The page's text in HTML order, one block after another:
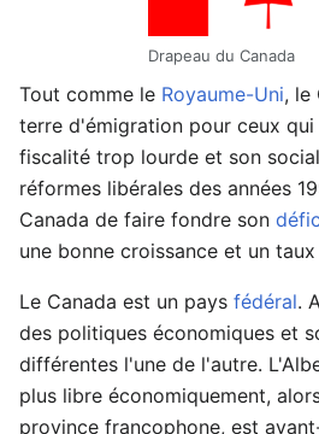
Drapeau du Canada
Tout comme le Royaume-Uni, le
terre d'émigration pour ceux qui
fiscalité trop lourde et son
réformes libérales des années
Canada de faire fondre son
une bonne croissance et un
Le Canada est un pays fédéral.
des politiques économiques et
différentes l'une de l'autre.
plus libre économiquement,
province francophone, est